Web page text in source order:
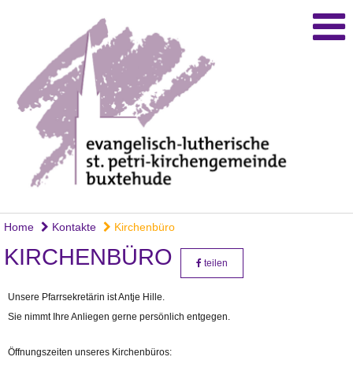
Home Kontakte Kirchenbüro
KIRCHENBÜRO teilen
Unsere Pfarrsekretärin ist Antje Hille.
Sie nimmt Ihre Anliegen gerne persönlich entgegen.
Öffnungszeiten unseres Kirchenbüros: